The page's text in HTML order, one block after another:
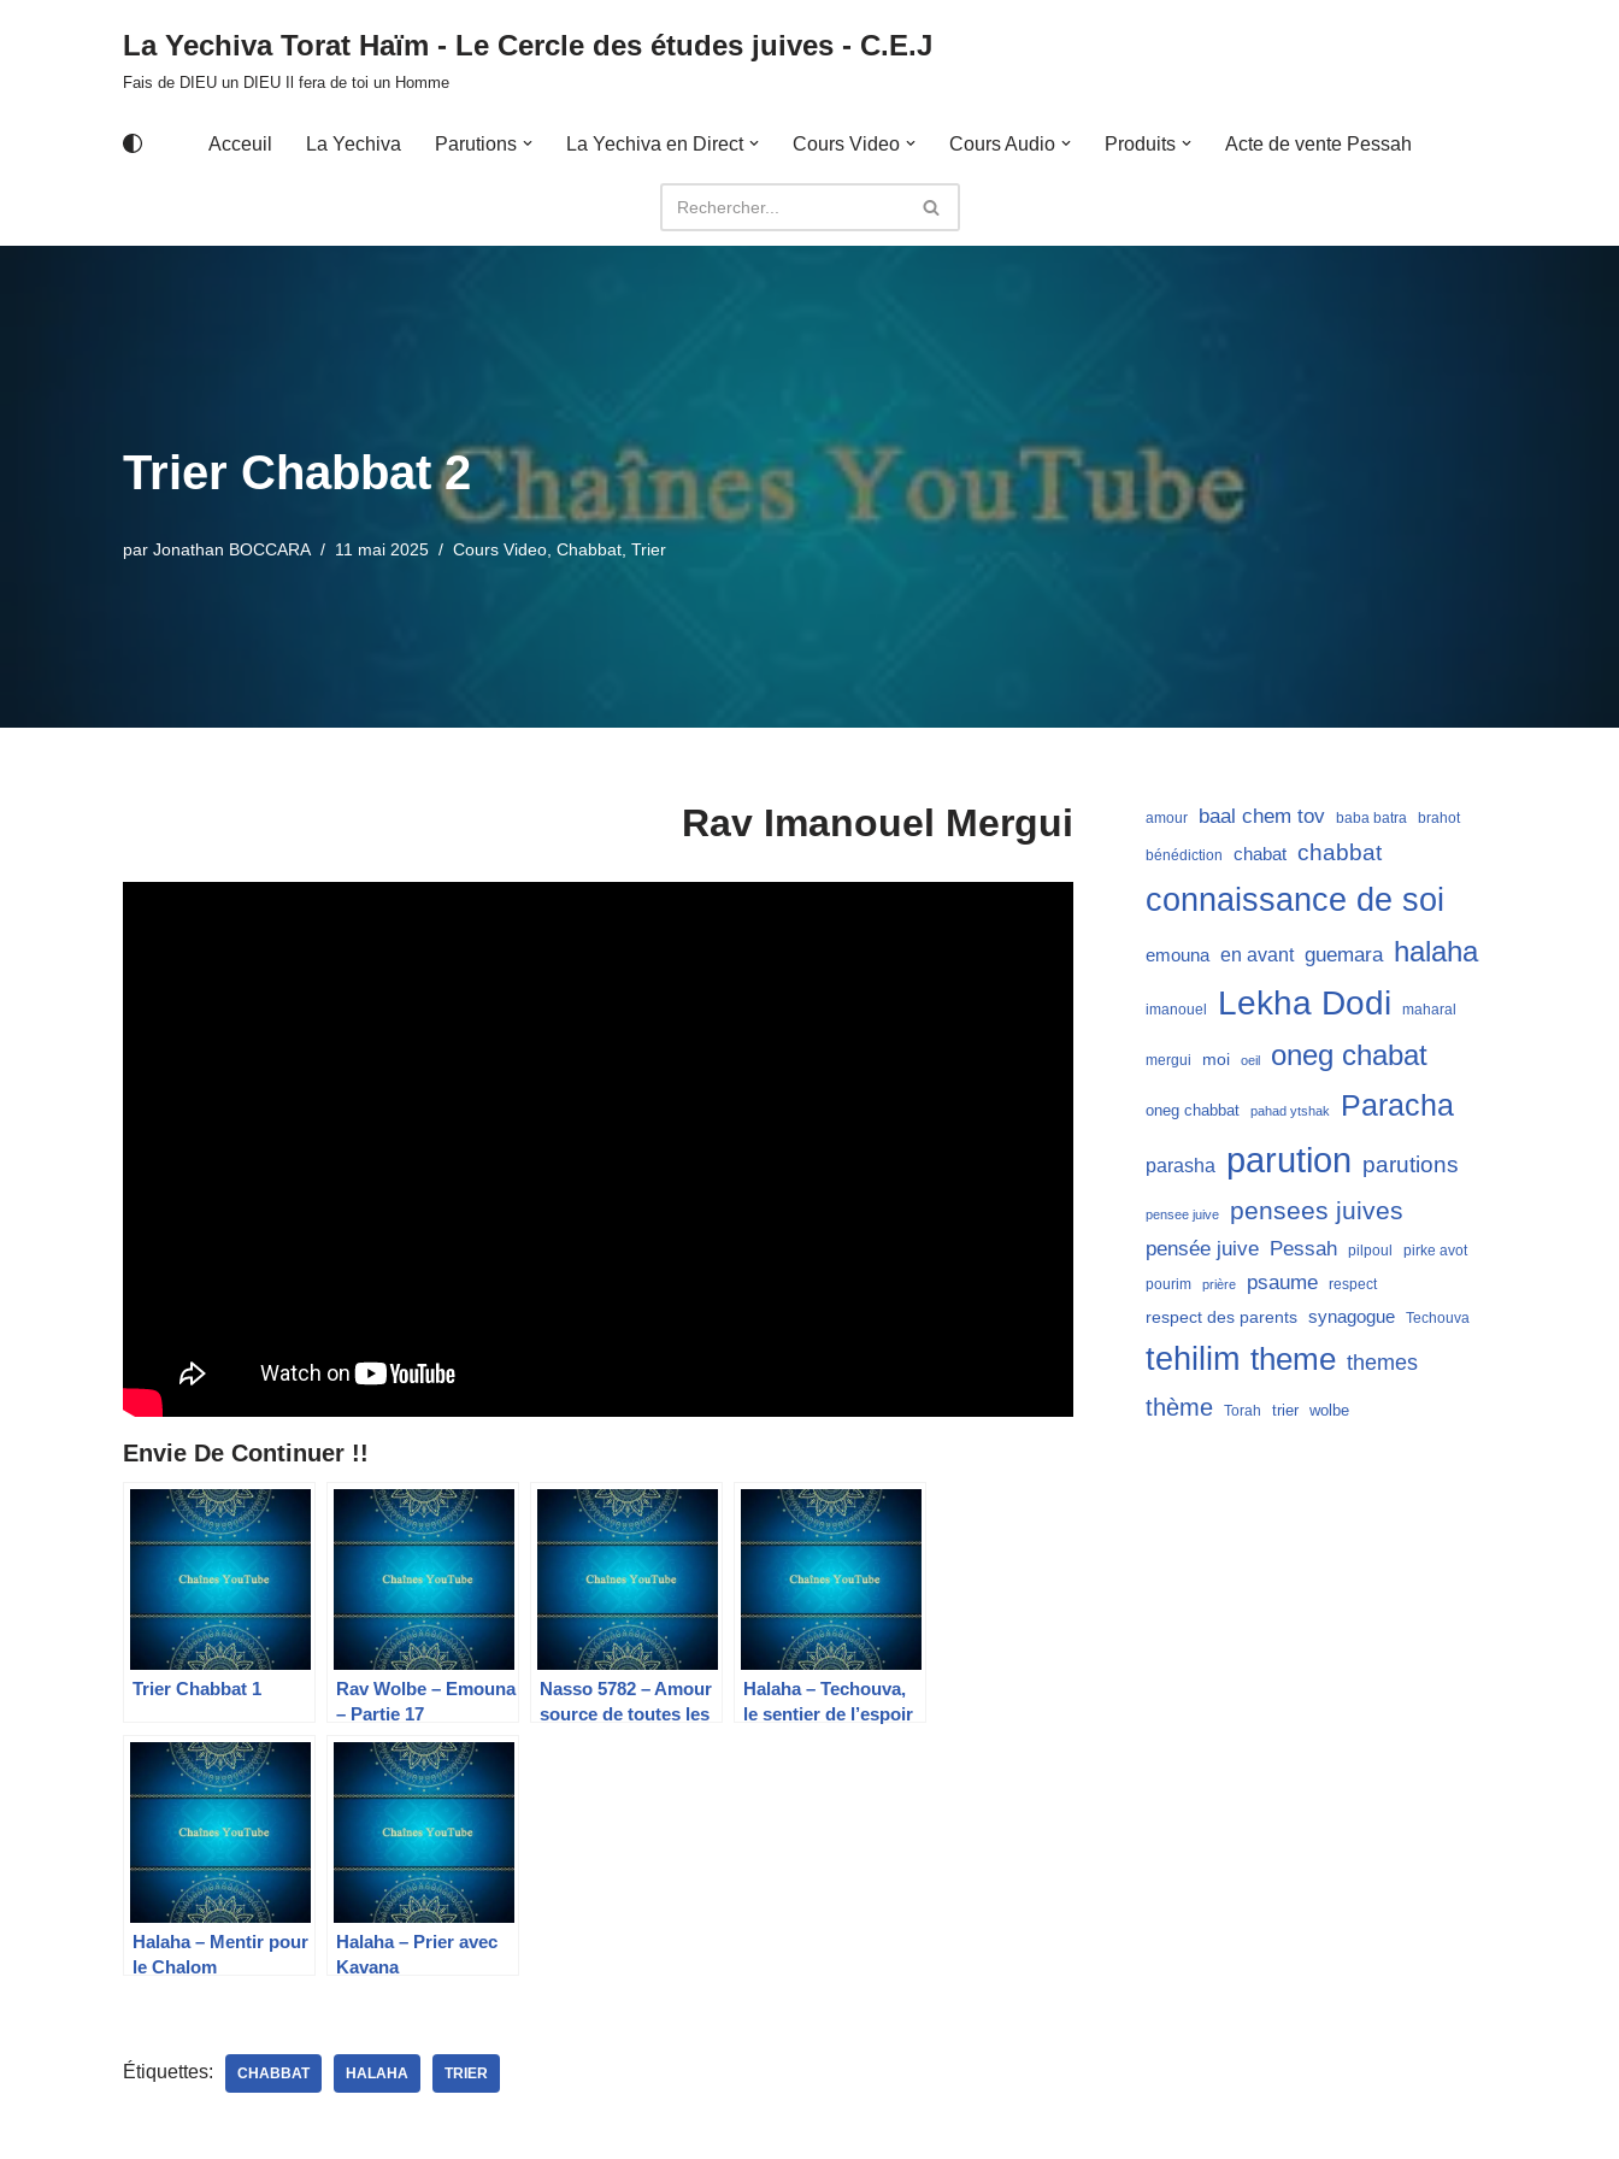
La Yechiva Torat Haïm - Le Cercle des études juives - C.E.J
Fais de DIEU un DIEU Il fera de toi un Homme
Acceuil La Yechiva Parutions La Yechiva en Direct Cours Video Cours Audio Produits Acte de vente Pessah
Trier Chabbat 2
par Jonathan BOCCARA 11 mai 2025 Cours Video Chabbat Trier
Rav Imanouel Mergui
Envie De Continuer !!
Trier Chabbat 1
Rav Wolbe – Emouna
– Partie 17
Nasso 5782 – Amour
source de toutes les
Halaha – Techouva,
le sentier de l’espoir
Halaha – Mentir pour
le Chalom
Halaha – Prier avec
Kavana
Étiquettes: CHABBAT HALAHA TRIER
amour baal chem tov baba batra brahot
bénédiction chabat chabbat
connaissance de soi
emouna en avant guemara halaha
imanouel Lekha Dodi maharal
mergui moi oeil oneg chabat
oneg chabbat pahad ytshak Paracha
parasha parution parutions
pensee juive pensees juives
pensée juive Pessah pilpoul
pirke avot
pourim
prière psaume respect
respect des parents synagogue Techouva
tehilim theme themes
thème Torah trier wolbe